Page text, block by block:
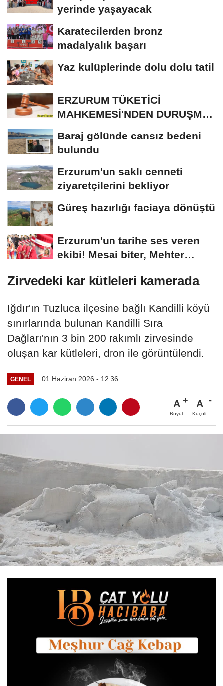
yerinde yaşayacak
Karatecilerden bronz
madalyalık başarı
Yaz kulüplerinde dolu dolu tatil
ERZURUM TÜKETİCİ
MAHKEMESİ'NDEN DURUŞMA
Baraj gölünde cansız bedeni
bulundu
Erzurum'un saklı cenneti
ziyaretçilerini bekliyor
Güreş hazırlığı faciaya dönüştü
Erzurum'un tarihe ses veren
ekibi! Mesai biter, Mehter
Zirvedeki kar kütleleri kamerada
Iğdır'ın Tuzluca ilçesine bağlı Kandilli köyü
sınırlarında bulunan Kandilli Sıra
Dağları'nın 3 bin 200 rakımlı zirvesinde
oluşan kar kütleleri, dron ile görüntülendi.
GENEL 01 Haziran 2026 - 12:36
A
Büyüt
A
Küçült